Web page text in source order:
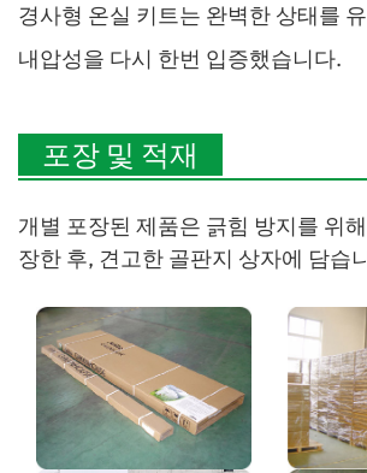
경사형 온실 키트는 완벽한 상태를
내압성을 다시 한번 입증했습니다.
포장 및 적재
개별 포장된 제품은 긁힘 방지를 위
장한 후, 견고한 골판지 상자에 담습